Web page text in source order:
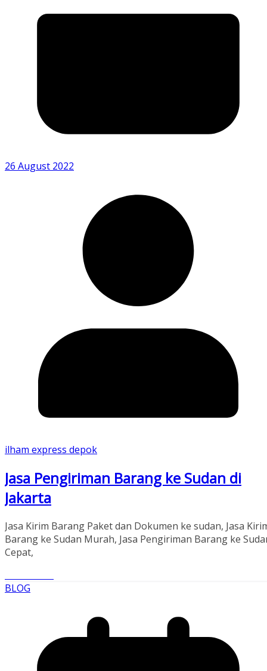
26 August 2022
ilham express depok
Jasa Pengiriman Barang ke Sudan di
Jakarta
Jasa Kirim Barang Paket dan Dokumen ke sudan, Jasa
Barang ke Sudan Murah, Jasa Pengiriman Barang ke
Cepat,
BLOG